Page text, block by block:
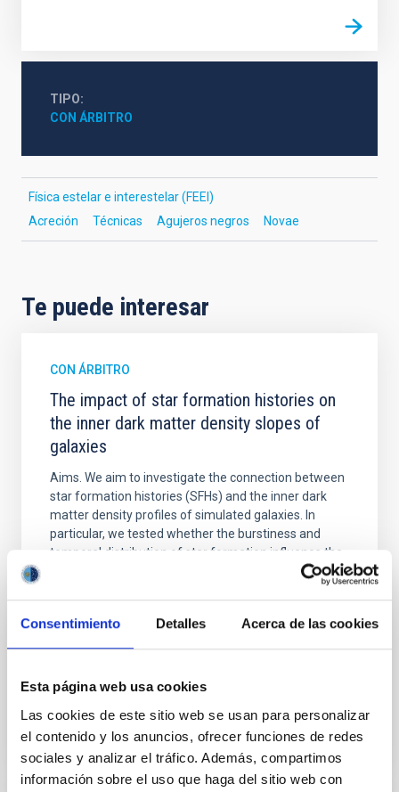
Consentimiento Detalles Acerca de las cookies
Esta página web usa cookies
Las cookies de este sitio web se usan para personalizar
el contenido y los anuncios, ofrecer funciones de redes
sociales y analizar el tráfico. Además, compartimos
información sobre el uso que haga del sitio web con
TIPO
CON ÁRBITRO
Física estelar e interestelar (FEEI)
Acreción
Técnicas Agujeros negros Novae
Te puede interesar
CON ÁRBITRO
The impact of star formation histories on
the inner dark matter density slopes of
galaxies
Aims. We aim to investigate the connection between
star formation histories (SFHs) and the inner dark
matter density profiles of simulated galaxies. In
particular, we tested whether the burstiness and
temporal distribution of star formation influence the
formation of cored versus cuspy dark matter profiles.
Sarrato-Alós, J. et al.
Fecha de publicación: 6 2026
BIBCODE 2026A&A...710A..95S
NÚMERO DE CITAS 1